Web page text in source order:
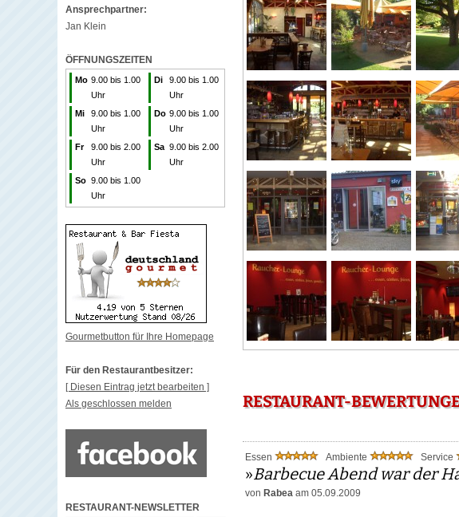
Ansprechpartner:
Jan Klein
ÖFFNUNGSZEITEN
Mo 9.00 bis 1.00
Uhr
Di
9.00 bis 1.00
Uhr
Mi
9.00 bis 1.00
Uhr
Do 9.00 bis 1.00
Uhr
Fr
9.00 bis 2.00
Uhr
Sa 9.00 bis 2.00
Uhr
So 9.00 bis 1.00
Uhr
Gourmetbutton für Ihre Homepage
Für den Restaurantbesitzer:
[ Diesen Eintrag jetzt bearbeiten ]
Als geschlossen melden
RESTAURANT-NEWSLETTER
RESTAURANT-
Essen Ambiente Service
»Barbecue Abend war der
von Rabea am 05.09.2009